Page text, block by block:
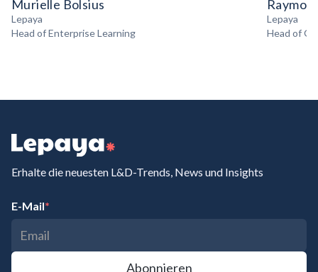
Murielle Bolsius
Lepaya
Head of Enterprise Learning
Lepaya
Head of
Erhalte die neuesten L&D-Trends, News und Insights
E-Mail*